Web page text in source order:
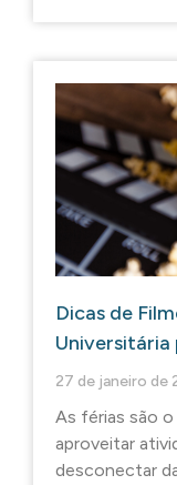
Dicas de
Universitária
27 de janeiro de
As férias são
aproveitar
desconectar